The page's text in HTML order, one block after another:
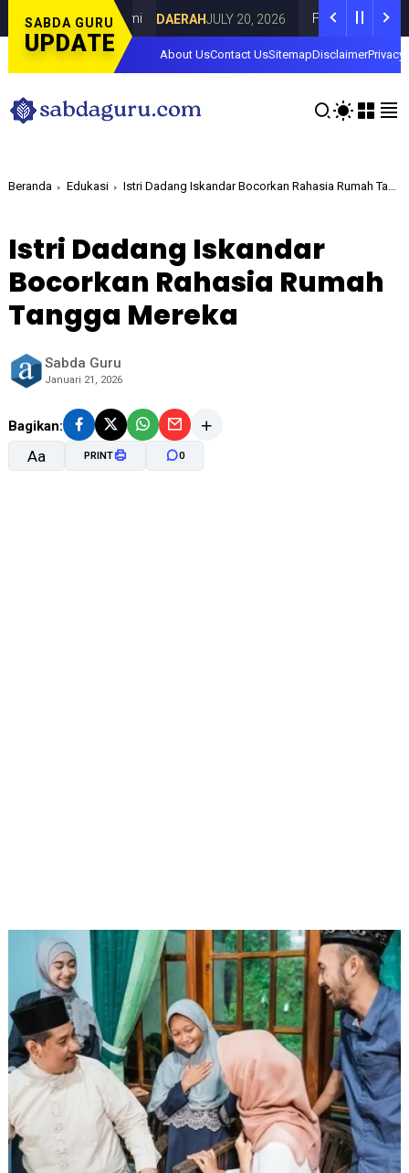
SABDA GURU
UPDATE
Curahdami DAERAH JULY 20, 2026 Fokus pada Tantangan
About UsContact UsSitemapDisclaimerPrivacy
Beranda Edukasi Istri Dadang Iskandar Bocorkan Rahasia Rumah Tangga Mereka
Istri Dadang Iskandar
Bocorkan Rahasia Rumah
Tangga Mereka
Sabda Guru
Januari 21, 2026
Bagikan:
Aa PRINT 0